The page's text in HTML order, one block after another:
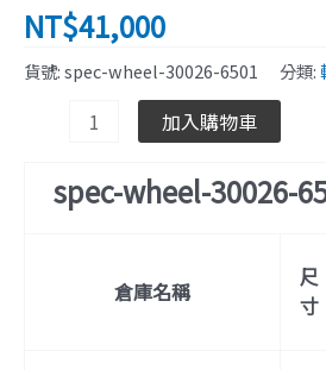
NT$41,000
貨號:spec-wheel-30026-6501 分類:
WHT
數
加入購物車
spec-wheel-30026-
倉庫名稱
尺
寸